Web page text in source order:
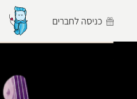
כניסה לחברים